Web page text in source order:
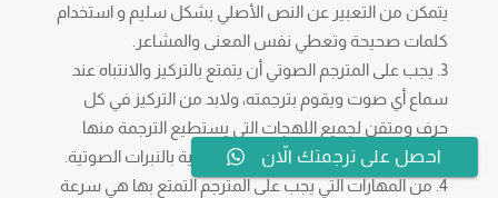
يتمكن من التعبير عن النص الأصلي بشكل سليم و استخدام
كلمات صحيحة وتعطي نفس المعنى والمشاعر.
يجب على المترجم الصوتي أن يتمتع بالتركيز والانتباه عند
سماع أي صوت ويقوم بترجمته، ولابد من التركيز في كل
حرف ومتقن لجميع اللهجات التي يستطيع الترجمة منها
وإليها، كما يجب أن يكون على دراية كافية بالنبرات الصوتية.
من المهارات التي يجب على المترجم التمتع بها هي سرعة
احصل على ترجمتك الاّن